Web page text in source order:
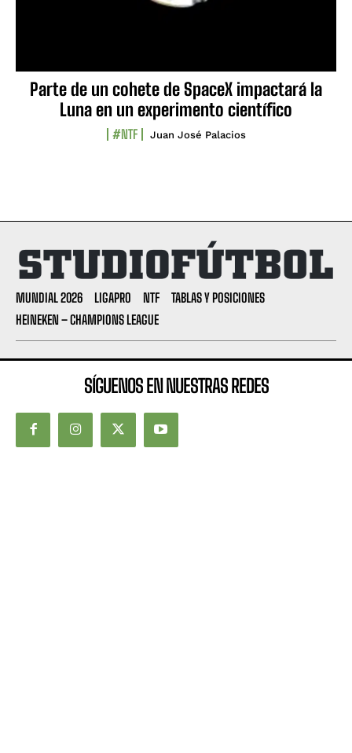
Parte de un cohete de SpaceX impactará la
Luna en un experimento científico
#NTF Juan José Palacios
MUNDIAL 2026 LIGAPRO NTF
TABLAS Y POSICIONES
HEINEKEN – CHAMPIONS LEAGUE
SÍGUENOS EN NUESTRAS REDES